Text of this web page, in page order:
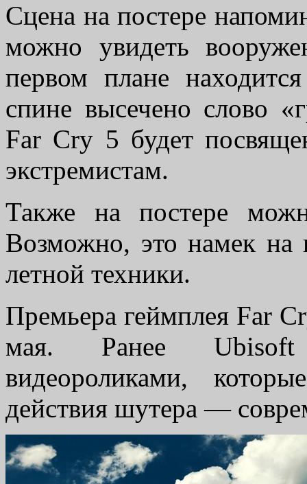
Сцена на постере
можно увидеть
первом плане
спине высечено слово
Far Cry 5 будет
экстремистам.
Также на постере
Возможно, это намек на
летной техники.
Премьера геймплея Far
мая. Ранее
видеороликами,
действия шутера —